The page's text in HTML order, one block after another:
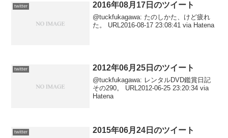
twitter 2016年08月17日のツイート
@tuckfukagawa: たのしかた、けど疲れ
た。 URL2016-08-17 23:08:41 via Hatena
twitter 2012年06月25日のツイート
@tuckfukagawa: レンタルDVD鑑賞日記
その290。 URL2012-06-25 23:20:34 via
Hatena
twitter 2015年06月24日のツイート